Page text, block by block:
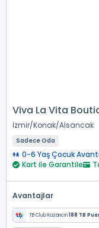
Viva La Vita
İzmir Konak Alsancak
Sadece Oda
0-6 Yaş Çocuk
Kart ile Garantile
Avantajlar
TB Club Kazancın188 TB